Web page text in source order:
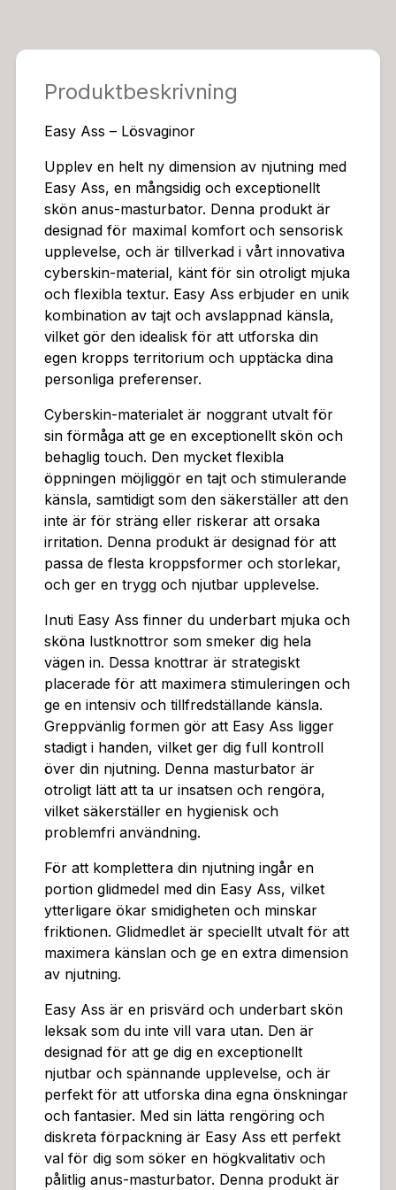
mjuka och sköna lustknottror som smeker dig hela vä
maximera stimuleringen och ge en intensiv och tillfred
ligger stadigt i handen, vilket ger dig full kontroll över
r insatsen och rengöra, vilket säkerställer en hygienis
k och problemfri användning.För att komplettera din
njutning ingår en portion glidmedel med din Easy Ass,
vilket ytterligare ökar smidigheten och minskar friktion
en. Glidmedlet är speciellt utvalt för att maximera käns
lan och ge en extra dimension av njutning.Easy Ass är
en prisvärd och underbart skön leksak som du inte vil
l vara utan. Den är designad för att ge dig en exceptio
nellt njutbar och spännande upplevelse, och är perfe
kt för att utforska dina egna önskningar och fantasier.
Med sin lätta rengöring och diskreta förpackning är E
asy Ass ett perfekt val för dig som söker en högkvalit
ativ och pålitlig anus-masturbator. Denna produkt är
en investering i din egen njutning och välbefinnande.
Produktbeskrivning
Easy Ass – Lösvaginor
Upplev en helt ny dimension av njutning med
Easy Ass, en mångsidig och exceptionellt
skön anus-masturbator. Denna produkt är
designad för maximal komfort och sensorisk
upplevelse, och är tillverkad i vårt innovativa
cyberskin-material, känt för sin otroligt mjuka
och flexibla textur. Easy Ass erbjuder en unik
kombination av tajt och avslappnad känsla,
vilket gör den idealisk för att utforska din
egen kropps territorium och upptäcka dina
personliga preferenser.
Cyberskin-materialet är noggrant utvalt för
sin förmåga att ge en exceptionellt skön och
behaglig touch. Den mycket flexibla
öppningen möjliggör en tajt och stimulerande
känsla, samtidigt som den säkerställer att den
inte är för sträng eller riskerar att orsaka
irritation. Denna produkt är designad för att
passa de flesta kroppsformer och storlekar,
och ger en trygg och njutbar upplevelse.
Inuti Easy Ass finner du underbart mjuka och
sköna lustknottror som smeker dig hela
vägen in. Dessa knottrar är strategiskt
placerade för att maximera stimuleringen och
ge en intensiv och tillfredställande känsla.
Greppvänlig formen gör att Easy Ass ligger
stadigt i handen, vilket ger dig full kontroll
över din njutning. Denna masturbator är
otroligt lätt att ta ur insatsen och rengöra,
vilket säkerställer en hygienisk och
problemfri användning.
För att komplettera din njutning ingår en
portion glidmedel med din Easy Ass, vilket
ytterligare ökar smidigheten och minskar
friktionen. Glidmedlet är speciellt utvalt för att
maximera känslan och ge en extra dimension
av njutning.
Easy Ass är en prisvärd och underbart skön
leksak som du inte vill vara utan. Den är
designad för att ge dig en exceptionellt
njutbar och spännande upplevelse, och är
perfekt för att utforska dina egna önskningar
och fantasier. Med sin lätta rengöring och
diskreta förpackning är Easy Ass ett perfekt
val för dig som söker en högkvalitativ och
pålitlig anus-masturbator. Denna produkt är